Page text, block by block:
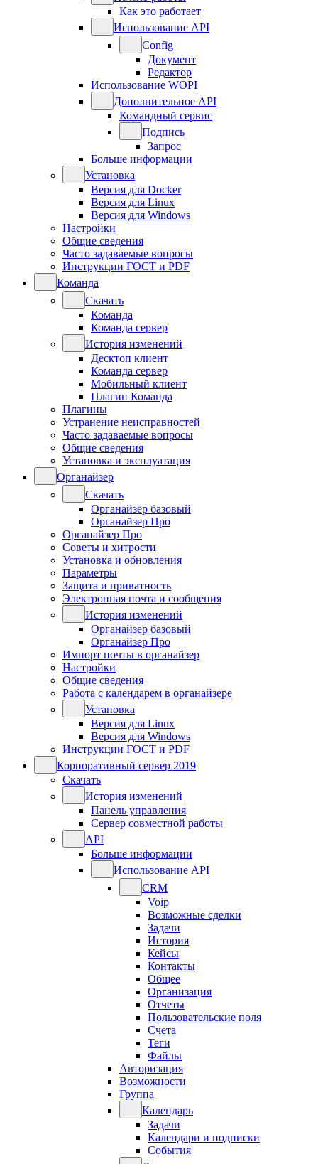
Как это работает
Использование API
Config
Документ
Редактор
Использование WOPI
Дополнительное API
Командный сервис
Подпись
Запрос
Больше информации
Установка
Версия для Docker
Версия для Linux
Версия для Windows
Настройки
Общие сведения
Часто задаваемые вопросы
Инструкции ГОСТ и PDF
Команда
Скачать
Команда
Команда сервер
История изменений
Десктоп клиент
Команда сервер
Мобильный клиент
Плагин Команда
Плагины
Устранение неисправностей
Часто задаваемые вопросы
Общие сведения
Установка и эксплуатация
Органайзер
Скачать
Органайзер базовый
Органайзер Про
Органайзер Про
Советы и хитрости
Установка и обновления
Параметры
Защита и приватность
Электронная почта и сообщения
История изменений
Органайзер базовый
Органайзер Про
Импорт почты в органайзер
Настройки
Общие сведения
Работа с календарем в органайзере
Установка
Версия для Linux
Версия для Windows
Инструкции ГОСТ и PDF
Корпоративный сервер 2019
Скачать
История изменений
Панель управления
Сервер совместной работы
API
Больше информации
Использование API
CRM
Voip
Возможные сделки
Задачи
История
Кейсы
Контакты
Общее
Организация
Отчеты
Пользовательские поля
Счета
Теги
Файлы
Авторизация
Возможности
Группа
Календарь
Задачи
Календари и подписки
События